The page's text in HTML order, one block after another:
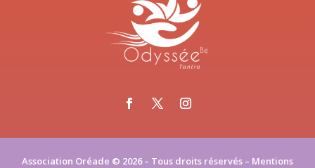
Association Oréade © 2026 – Tous droits réservés – Mentions